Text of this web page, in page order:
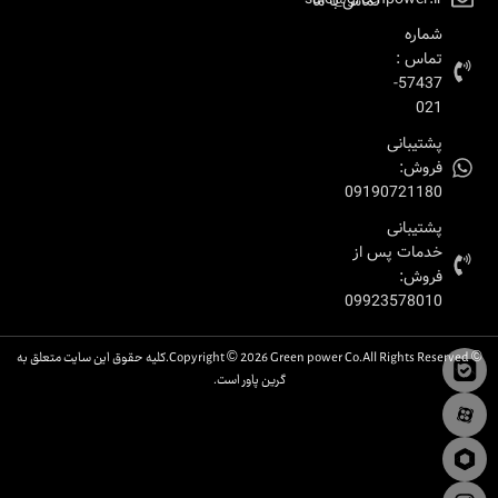
شماره
تماس :
57437-
021
پشتیبانی
فروش:
09190721180
پشتیبانی
خدمات پس از
فروش:
09923578010
© Copyright © 2026 Green power Co.All Rights Reserved.کلیه حقوق این سایت متعلق به
گرین پاور است.